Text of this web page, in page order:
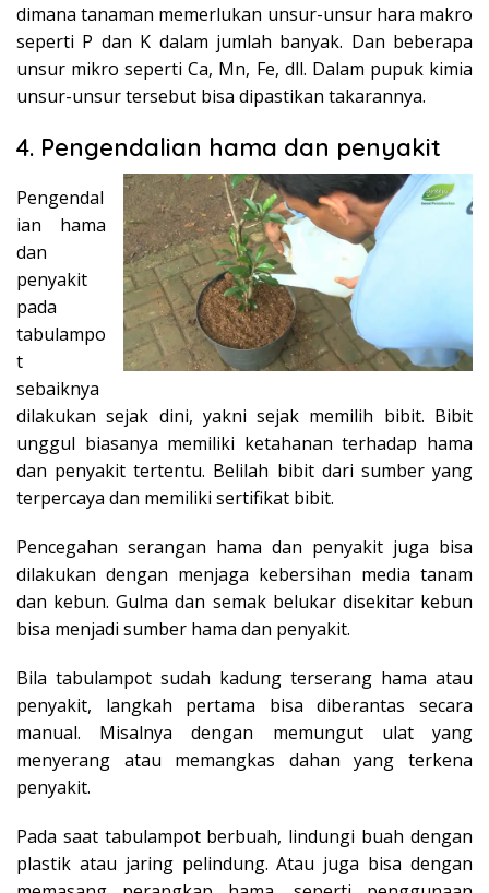
dimana tanaman memerlukan unsur-unsur hara makro
seperti P dan K dalam jumlah banyak. Dan beberapa
unsur mikro seperti Ca, Mn, Fe, dll. Dalam pupuk kimia
unsur-unsur tersebut bisa dipastikan takarannya.
4. Pengendalian hama dan penyakit
Pengendal
ian hama
dan
penyakit
pada
tabulampo
t
sebaiknya
dilakukan sejak dini, yakni sejak memilih bibit. Bibit
unggul biasanya memiliki ketahanan terhadap hama
dan penyakit tertentu. Belilah bibit dari sumber yang
terpercaya dan memiliki sertifikat bibit.
Pencegahan serangan hama dan penyakit juga bisa
dilakukan dengan menjaga kebersihan media tanam
dan kebun. Gulma dan semak belukar disekitar kebun
bisa menjadi sumber hama dan penyakit.
Bila tabulampot sudah kadung terserang hama atau
penyakit, langkah pertama bisa diberantas secara
manual. Misalnya dengan memungut ulat yang
menyerang atau memangkas dahan yang terkena
penyakit.
Pada saat tabulampot berbuah, lindungi buah dengan
plastik atau jaring pelindung. Atau juga bisa dengan